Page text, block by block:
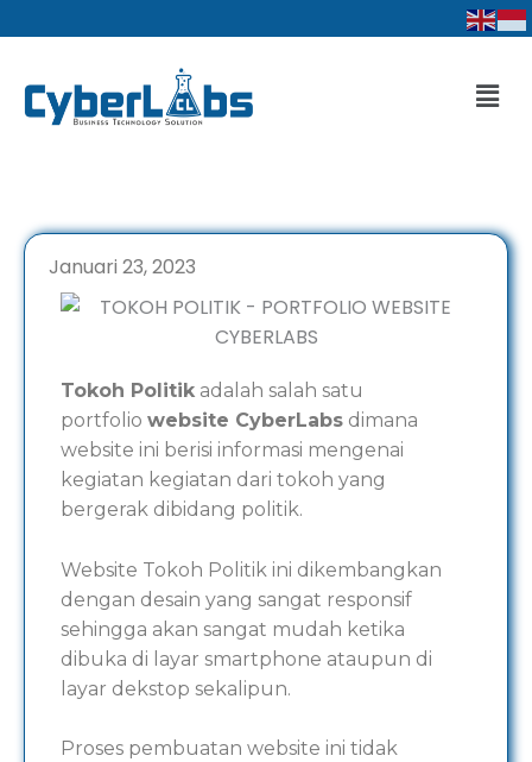
ke
Januari 23, 2023
Tokoh Politik adalah salah satu
portfolio website CyberLabs dimana
website ini berisi informasi mengenai
kegiatan kegiatan dari tokoh yang
bergerak dibidang politik.
Website Tokoh Politik ini dikembangkan
dengan desain yang sangat responsif
sehingga akan sangat mudah ketika
dibuka di layar smartphone ataupun di
layar dekstop sekalipun.
Proses pembuatan website ini tidak